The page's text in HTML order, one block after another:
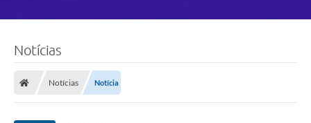
Notícias
Notícias Notícia